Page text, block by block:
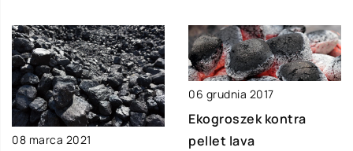
08 marca 2021
06 grudnia 2017
Ekogroszek kontra
pellet lava